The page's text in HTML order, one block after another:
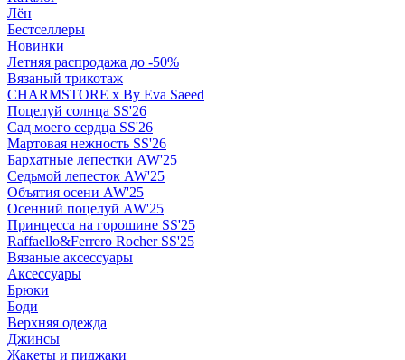
Лён
Бестселлеры
Новинки
Летняя распродажа до -50%
Вязаный трикотаж
CHARMSTORE х By Eva Saeed
Поцелуй солнца SS'26
Сад моего сердца SS'26
Мартовая нежность SS'26
Бархатные лепестки AW'25
Седьмой лепесток AW'25
Объятия осени AW'25
Осенний поцелуй AW'25
Принцесса на горошине SS'25
Raffaello&Ferrero Rocher SS'25
Вязаные аксессуары
Аксессуары
Брюки
Боди
Верхняя одежда
Джинсы
Жакеты и пиджаки